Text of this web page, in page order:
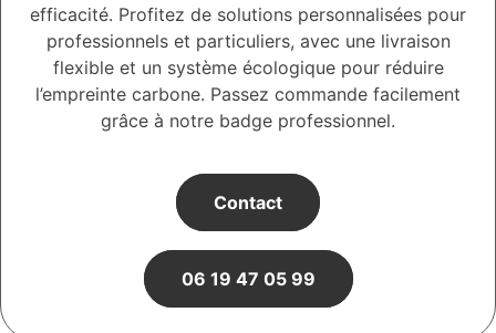
efficacité. Profitez de solutions personnalisées pour
professionnels et particuliers, avec une livraison
flexible et un système écologique pour réduire
l’empreinte carbone. Passez commande facilement
grâce à notre badge professionnel.
Contact
06 19 47 05 99